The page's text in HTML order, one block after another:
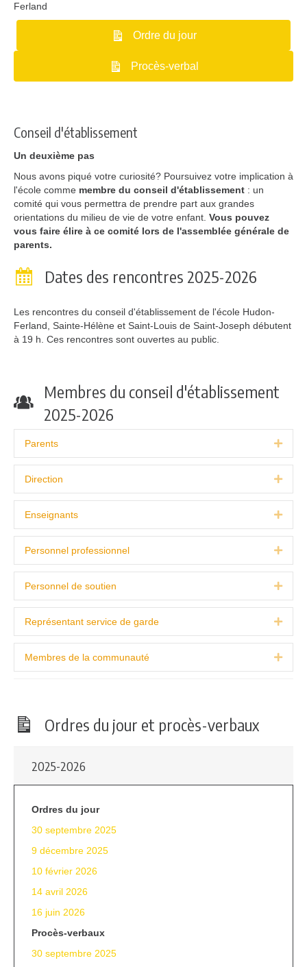
Ferland
Ordre du jour
Procès-verbal
Conseil d'établissement
Un deuxième pas
Nous avons piqué votre curiosité? Poursuivez votre implication à
l'école comme membre du conseil d'établissement : un
comité qui vous permettra de prendre part aux grandes
orientations du milieu de vie de votre enfant. Vous pouvez
vous faire élire à ce comité lors de l'assemblée générale de
parents.
Dates des rencontres 2025-2026
Les rencontres du conseil d'établissement de l'école Hudon-
Ferland, Sainte-Hélène et Saint-Louis de Saint-Joseph débutent
à 19 h. Ces rencontres sont ouvertes au public.
Membres du conseil d'établissement
2025-2026
Parents
Direction
Enseignants
Personnel professionnel
Personnel de soutien
Représentant service de garde
Membres de la communauté
Ordres du jour et procès-verbaux
2025-2026
Ordres du jour
30 septembre 2025
9 décembre 2025
10 février 2026
14 avril 2026
16 juin 2026
Procès-verbaux
30 septembre 2025